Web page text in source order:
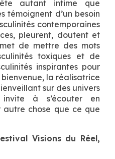
autant intime que
témoignent d’un besoin
contemporaines
pleurent, doutent et
de mettre des mots
toxiques et de
inspirantes pour
la réalisatrice
sur des univers
à s’écouter en
chose que ce que
Visions du Réel,